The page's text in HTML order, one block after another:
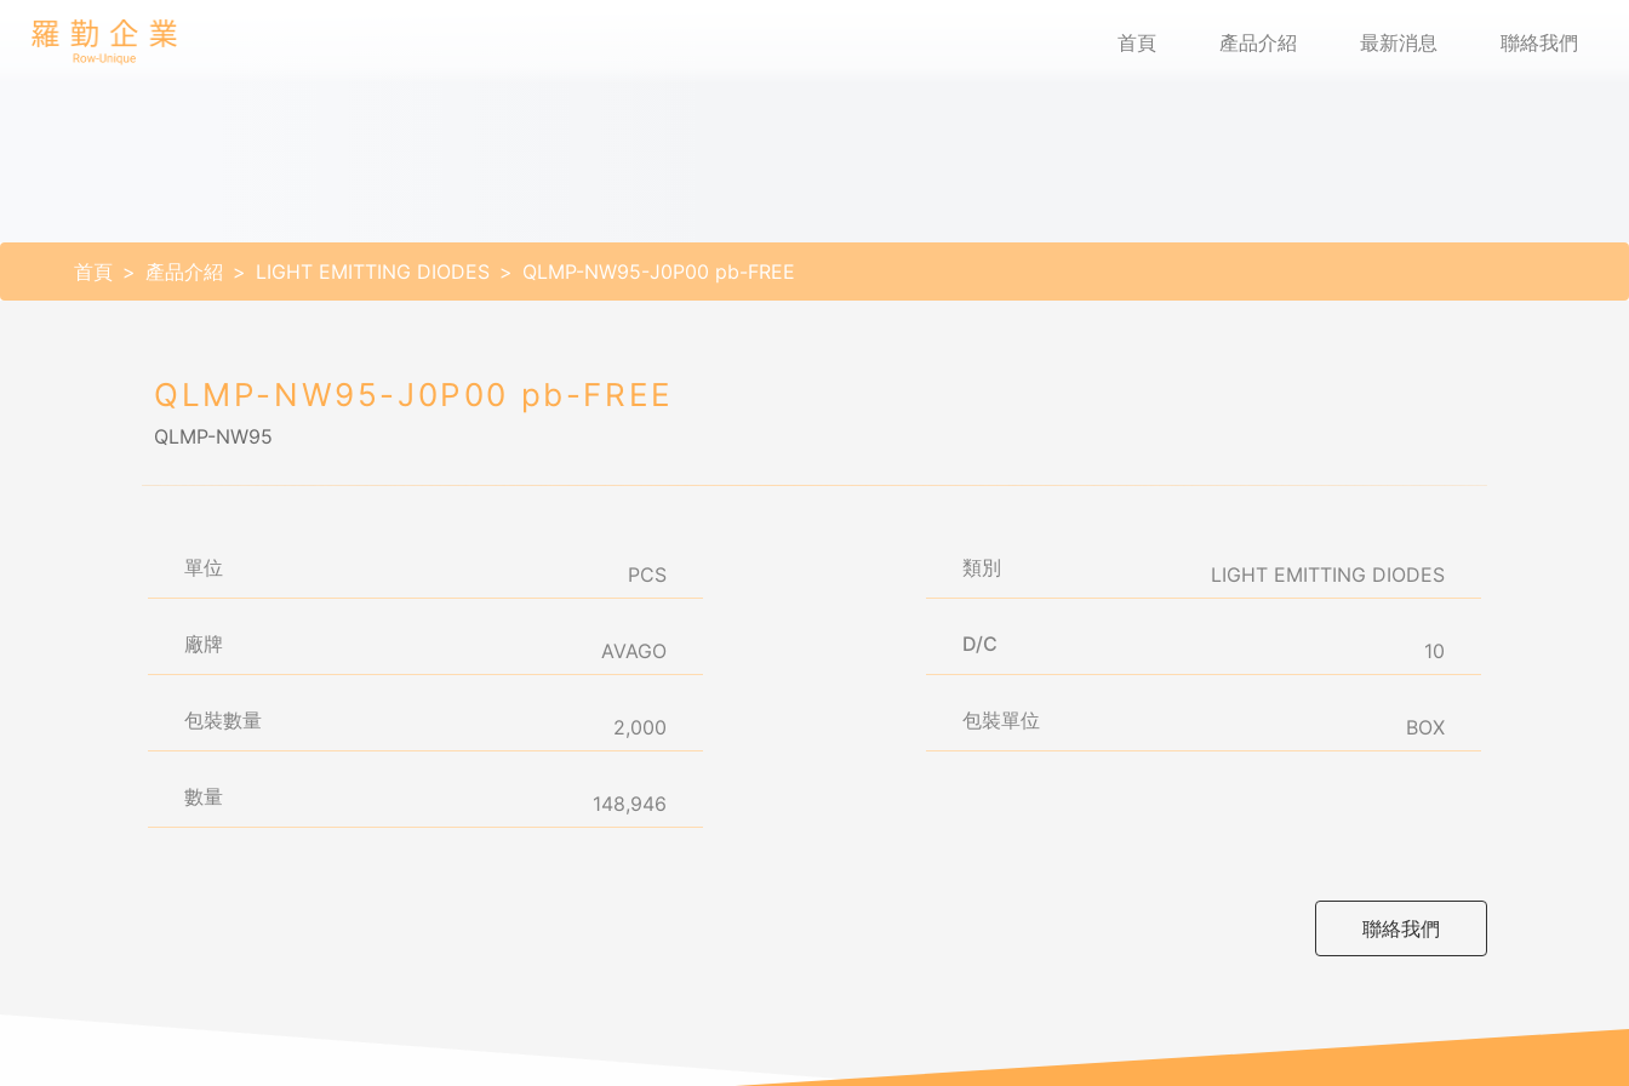
首頁 產品介紹 最新消息 聯絡我們
首頁 產品介紹 LIGHT EMITTING DIODES QLMP-NW95-J0P00 pb-FREE
QLMP-NW95-J0P00 pb-FREE
QLMP-NW95
單位 PCS 類別 LIGHT EMITTING DIODES
廠牌 AVAGO D/C 10
包裝數量 2,000 包裝單位 BOX
數量 148,946
聯絡我們